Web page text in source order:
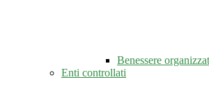
Benessere
Enti controllati